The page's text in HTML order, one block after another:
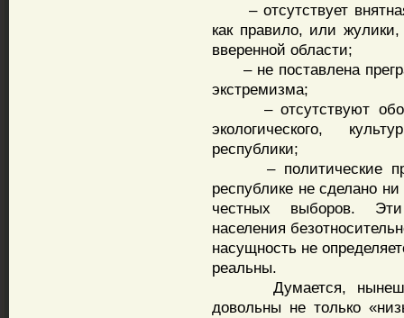
– отсутствует
как правило, или
вверенной области;
– не поставлена
экстремизма;
– отсутствуют
экологического,
республики;
– политические
республике не сделано
честных выборов.
населения
насущность не
реальны.
Думается,
довольны не только